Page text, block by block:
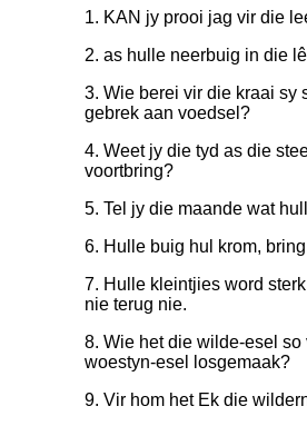
1. KAN jy prooi jag vir die
2. as hulle neerbuig in die
3. Wie berei vir die kraai sy
gebrek aan voedsel?
4. Weet jy die tyd as die
voortbring?
5. Tel jy die maande wat
6. Hulle buig hul krom,
7. Hulle kleintjies word
nie terug nie.
8. Wie het die wilde-esel
woestyn-esel losgemaak?
9. Vir hom het Ek die